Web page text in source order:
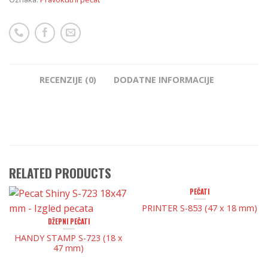
RECENZIJE (0) DODATNE INFORMACIJE
RELATED PRODUCTS
DŽEPNI PEČATI
HANDY STAMP S-723 (18 x
47 mm)
PEČATI
PRINTER S-853 (47 x 18 mm)